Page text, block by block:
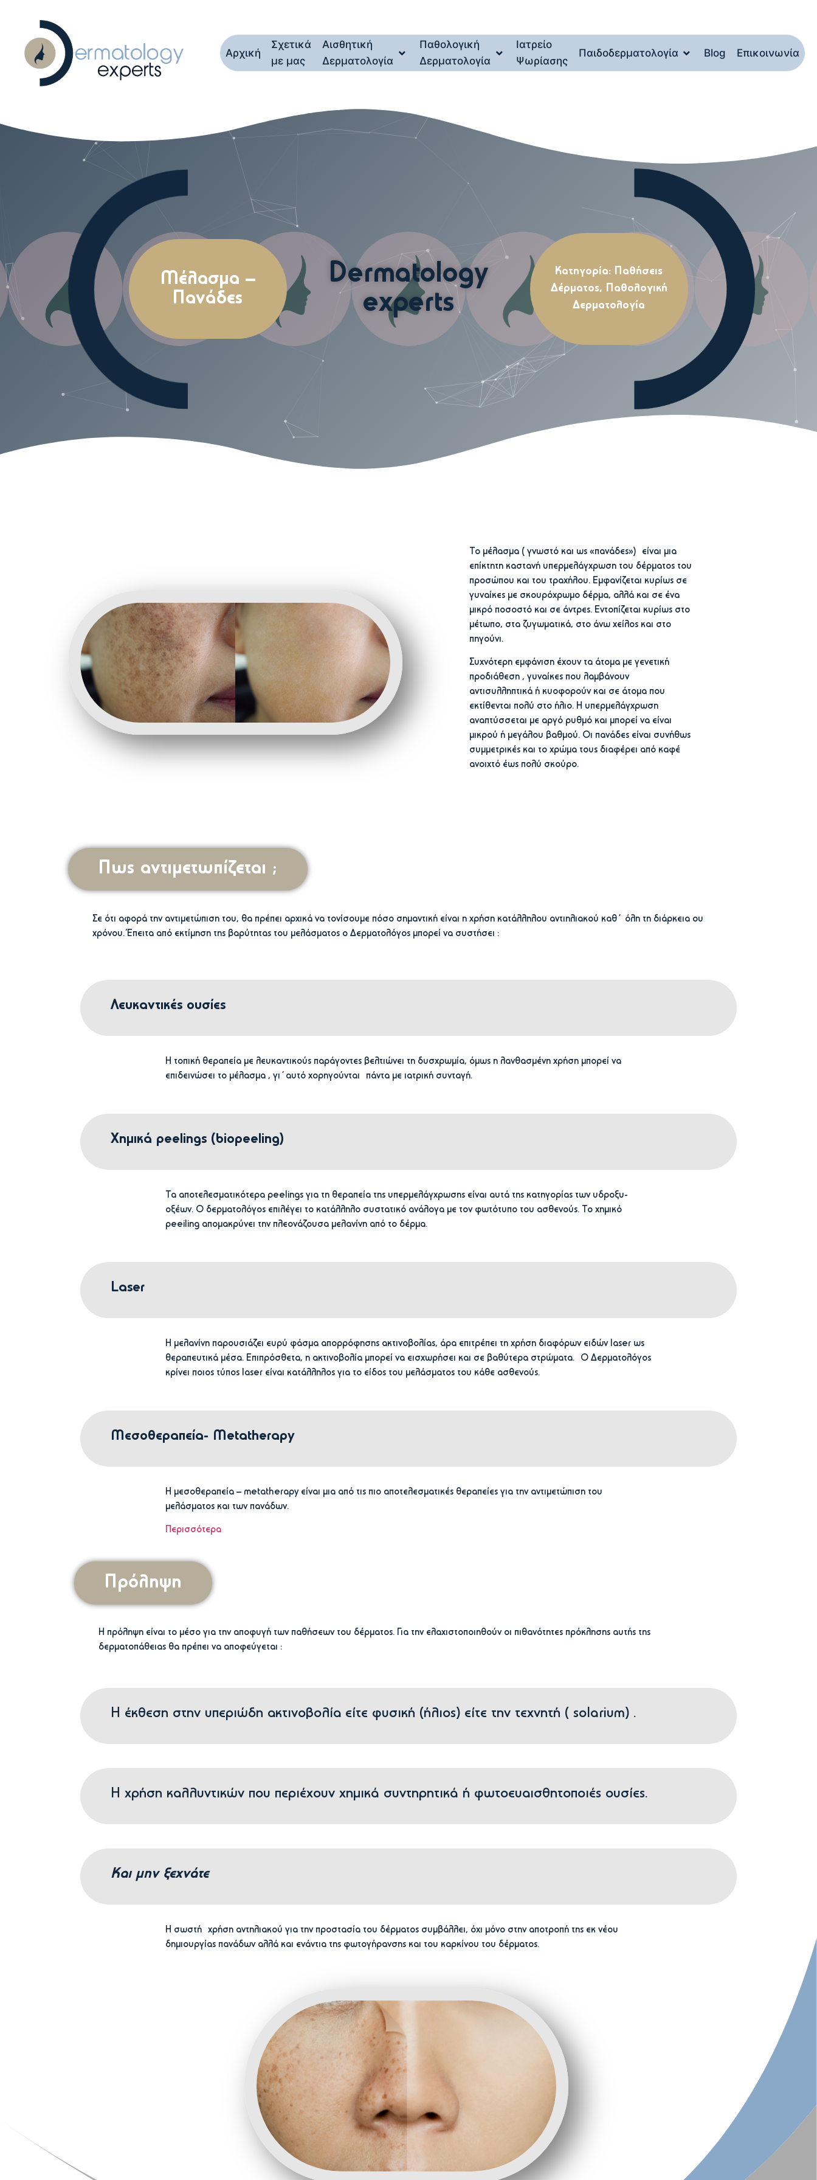
Αρχική
Σχετικά
με μας
Αισθητική
Δερματολογία
Παθολογική
Δερματολογία
Ιατρείο
Ψωρίασης
Παιδοδερματολογία Blog Επικοινωνία
Μέλασμα –
Πανάδες
Dermatology
experts
Κατηγορία: Παθήσεις
Δέρματος, Παθολογική
Δερματολογία
Το μέλασμα ( γνωστό και ως «πανάδες») είναι μια
επίκτητη καστανή υπερμελάγχρωση του δέρματος του
προσώπου και του τραχήλου. Εμφανίζεται κυρίως σε
γυναίκες με σκουρόχρωμο δέρμα, αλλά και σε ένα
μικρό ποσοστό και σε άντρες. Εντοπίζεται κυρίως στο
μέτωπο, στα ζυγωματικά, στο άνω χείλος και στο
πηγούνι.
Συχνότερη εμφάνιση έχουν τα άτομα με γενετική
προδιάθεση , γυναίκες που λαμβάνουν
αντισυλληπτικά ή κυοφορούν και σε άτομα που
εκτίθενται πολύ στο ήλιο. Η υπερμελάγχρωση
αναπτύσσεται με αργό ρυθμό και μπορεί να είναι
μικρού ή μεγάλου βαθμού. Οι πανάδες είναι συνήθως
συμμετρικές και το χρώμα τους διαφέρει από καφέ
ανοιχτό έως πολύ σκούρο.
Πως αντιμετωπίζεται ;
Σε ότι αφορά την αντιμετώπιση του, θα πρέπει αρχικά να τονίσουμε πόσο σημαντική είναι η χρήση κατάλληλου αντιηλιακού καθ΄ όλη τη διάρκεια ου
χρόνου. Έπειτα από εκτίμηση της βαρύτητας του μελάσματος ο Δερματολόγος μπορεί να συστήσει :
Λευκαντικές ουσίες
Η τοπική θεραπεία με λευκαντικούς παράγοντες βελτιώνει τη δυσχρωμία, όμως η λανθασμένη χρήση μπορεί να
επιδεινώσει το μέλασμα , γι΄αυτό χορηγούνται πάντα με ιατρική συνταγή.
Χημικά peelings (biopeeling)
Τα αποτελεσματικότερα peelings για τη θεραπεία της υπερμελάγχρωσης είναι αυτά της κατηγορίας των υδροξυ-
οξέων. Ο δερματολόγος επιλέγει το κατάλληλο συστατικό ανάλογα με τον φωτότυπο του ασθενούς. Το χημικό
peeiling απομακρύνει την πλεονάζουσα μελανίνη από το δέρμα.
Laser
H μελανίνη παρουσιάζει ευρύ φάσμα απορρόφησης ακτινοβολίας, άρα επιτρέπει τη χρήση διαφόρων ειδών laser ως
θεραπευτικά μέσα. Επιπρόσθετα, η ακτινοβολία μπορεί να εισχωρήσει και σε βαθύτερα στρώματα. Ο Δερματολόγος
κρίνει ποιος τύπος laser είναι κατάλληλος για το είδος του μελάσματος του κάθε ασθενούς.
Μεσοθεραπεία- Metatherapy
Η μεσοθεραπεία – metatherapy είναι μια από τις πιο αποτελεσματικές θεραπείες για την αντιμετώπιση του
μελάσματος και των πανάδων.
Περισσότερα
Πρόληψη
Η πρόληψη είναι το μέσο για την αποφυγή των παθήσεων του δέρματος. Για την ελαχιστοποιηθούν οι πιθανότητες πρόκλησης αυτής της
δερματοπάθειας θα πρέπει να αποφεύγεται :
Η έκθεση στην υπεριώδη ακτινοβολία είτε φυσική (ήλιος) είτε την τεχνητή ( solarium) .
Η χρήση καλλυντικών που περιέχουν χημικά συντηρητικά ή φωτοευαισθητοποιές ουσίες.
Και μην ξεχνάτε
Η σωστή χρήση αντηλιακού για την προστασία του δέρματος συμβάλλει, όχι μόνο στην αποτροπή της εκ νέου
δημιουργίας πανάδων αλλά και ενάντια της φωτογήρανσης και του καρκίνου του δέρματος.